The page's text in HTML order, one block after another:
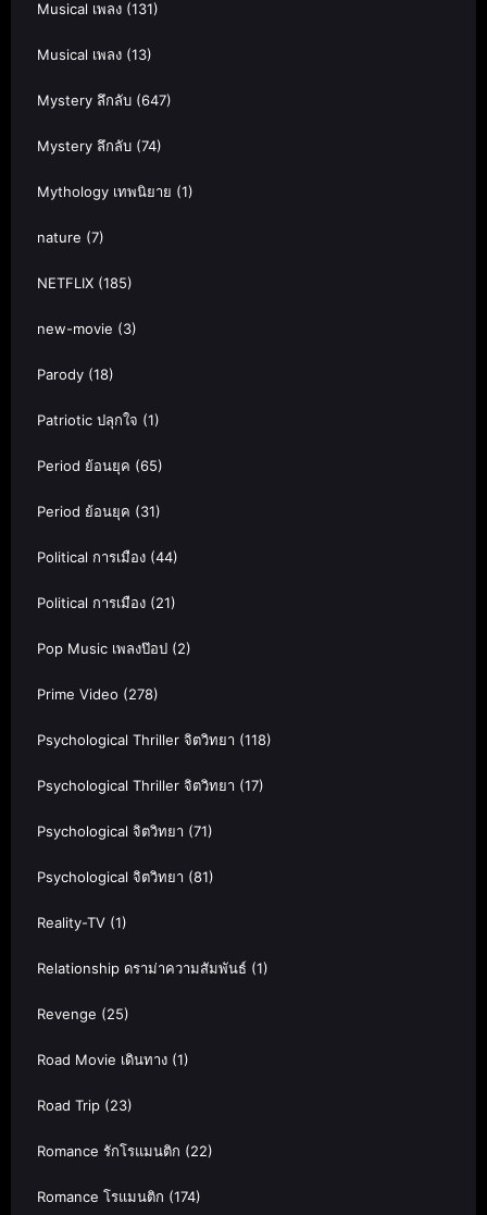
Musical เพลง (131)
Musical เพลง (13)
Mystery ลึกลับ (647)
Mystery ลึกลับ (74)
Mythology เทพนิยาย (1)
nature (7)
NETFLIX (185)
new-movie (3)
Parody (18)
Patriotic ปลุกใจ (1)
Period ย้อนยุค (65)
Period ย้อนยุค (31)
Political การเมือง (44)
Political การเมือง (21)
Pop Music เพลงป๊อป (2)
Prime Video (278)
Psychological Thriller จิตวิทยา (118)
Psychological Thriller จิตวิทยา (17)
Psychological จิตวิทยา (71)
Psychological จิตวิทยา (81)
Reality-TV (1)
Relationship ดราม่าความสัมพันธ์ (1)
Revenge (25)
Road Movie เดินทาง (1)
Road Trip (23)
Romance รักโรแมนติก (22)
Romance โรแมนติก (174)